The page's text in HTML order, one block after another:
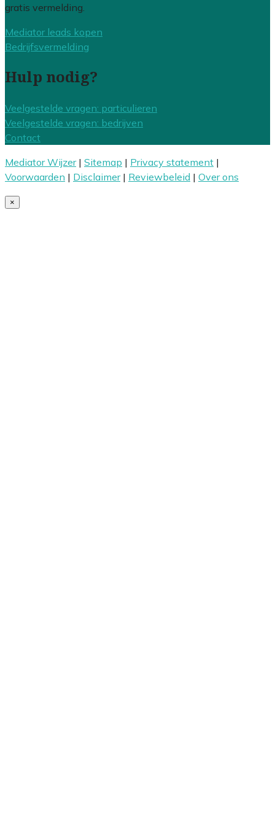
gratis vermelding.
Mediator leads kopen
Bedrijfsvermelding
Hulp nodig?
Veelgestelde vragen: particulieren
Veelgestelde vragen: bedrijven
Contact
Mediator Wijzer| Sitemap | Privacy statement |
Voorwaarden | Disclaimer| Reviewbeleid | Over ons
×